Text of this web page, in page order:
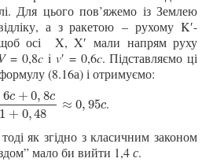
Для цього пов’яжемо із Землею
а з ракетою – рухому K′-
щоб осі X, X′ мали напрям руху
= 0,8ci v′ = 0,6c. Підставляємо ці
(8.16а) і отримуємо:
6c + 0, 8c
1 + 0,48
≈ 0, 95c
+0,8c1+0,48≈0,95c .
як згідно з класичним законом
мало би вийти 1,4с.